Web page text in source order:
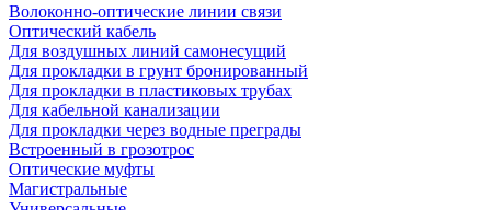
Волоконно-оптические линии связи
Оптический кабель
Для воздушных линий самонесущий
Для прокладки в грунт бронированный
Для прокладки в пластиковых трубах
Для кабельной канализации
Для прокладки через водные преграды
Встроенный в грозотрос
Оптические муфты
Магистральные